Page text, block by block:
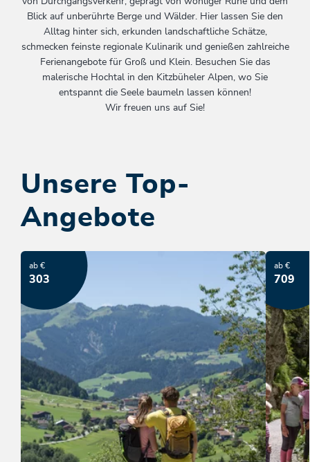
Blick auf unberührte Berge und Wälder. Hier lassen Sie den
Alltag hinter sich, erkunden landschaftliche Schätze,
schmecken feinste regionale Kulinarik und genießen zahlreiche
Ferienangebote für Groß und Klein. Besuchen Sie das
malerische Hochtal in den Kitzbüheler Alpen, wo Sie
entspannt die Seele baumeln lassen können!
Wir freuen uns auf Sie!
Unsere Top-
Angebote
ab €
303
ab €
709